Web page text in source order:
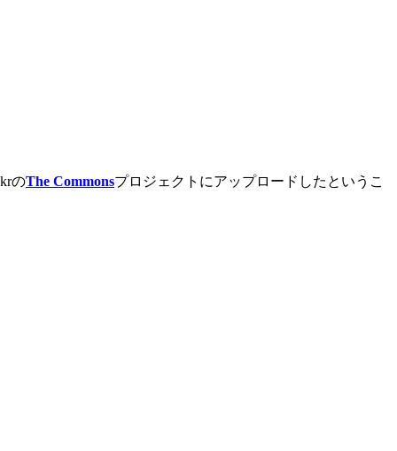
のThe Commonsプロジェクトにアップロードしたというこ